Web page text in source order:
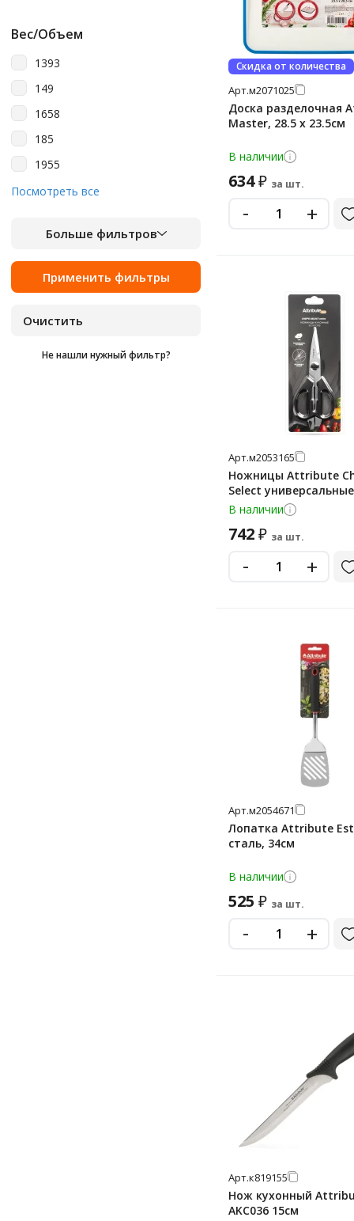
Вес/Объем
1393
149
1658
185
1955
274
2760
281
322
365
Посмотреть все
Больше фильтров
Не нашли нужный фильтр?
Скидка от количества
Арт.м2071025
Доска разделочная
Master, 28.5 x 23.5см
В наличии
634₽ за шт.
- +
Арт.м2053165
Ножницы Attribute
Select универсальные
В наличии
742₽ за шт.
- +
Арт.м2054671
Лопатка Attribute
сталь, 34см
В наличии
525 ₽ за шт.
- +
Арт.к819155
Нож кухонный
AKC036 15см